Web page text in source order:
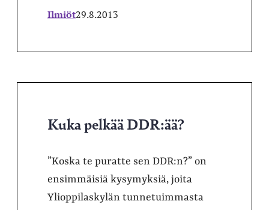
Ilmiöt29.8.2013
Kuka pelkää DDR:ää?
”Koska te puratte sen DDR:n?” on
ensimmäisiä kysymyksiä, joita
Ylioppilaskylän tunnetuimmasta